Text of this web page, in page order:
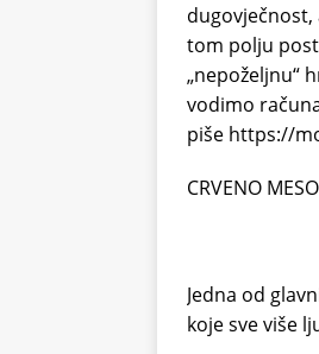
tom polju
„nepoželjnu“
vodimo
piše https://
CRVENO
Jedna od
koje sve više